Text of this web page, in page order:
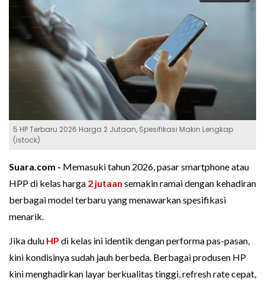
5 HP Terbaru 2026 Harga 2 Jutaan, Spesifikasi Makin Lengkap
(istock)
Suara.com - Memasuki tahun 2026, pasar smartphone atau
HPP di kelas harga 2 jutaan semakin ramai dengan kehadiran
berbagai model terbaru yang menawarkan spesifikasi
menarik.
Jika dulu HP di kelas ini identik dengan performa pas-pasan,
kini kondisinya sudah jauh berbeda. Berbagai produsen HP
kini menghadirkan layar berkualitas tinggi, refresh rate cepat,